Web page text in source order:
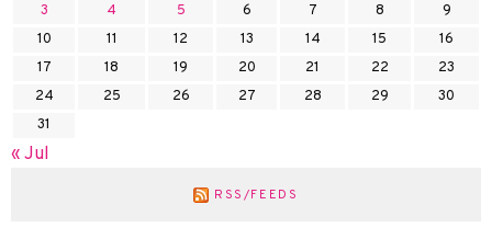
3
4 5 6 7 8
9
10
11 12 13 14 15
16
17
18 19 20 21 22
23
24
25 26 27 28 29
30
31
« Jul
RSS/FEEDS